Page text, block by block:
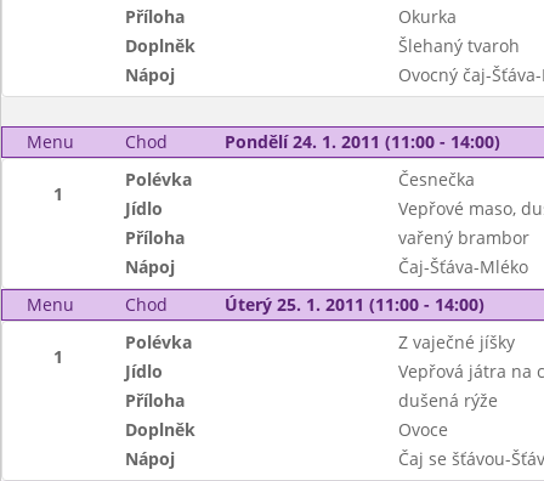
Příloha
Okurka
Doplněk
Šlehaný tvaroh
Nápoj
Ovocný čaj-
Menu Chod Pondělí 24. 1. 2011 (11:00 - 14:00)
1
Polévka
Česnečka
Jídlo
Vepřové maso,
Příloha
vařený brambor
Nápoj
Čaj-Šťáva-Mléko
Menu
Chod Úterý 25. 1. 2011 (11:00 - 14:00)
1
Polévka
Z vaječné jíšky
Jídlo
Vepřová játra na
Příloha
dušená rýže
Doplněk
Ovoce
Nápoj
Čaj se šťávou-